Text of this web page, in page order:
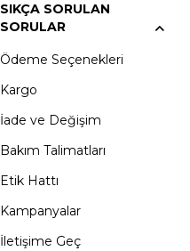
SIKÇA SORULAN
SORULAR
Ödeme Seçenekleri
Kargo
İade ve Değişim
Bakım Talimatları
Etik Hattı
Kampanyalar
İletişime Geç